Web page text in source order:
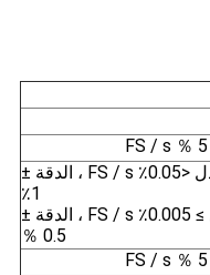
عندما معدل <0.05٪ FS / s ، الدقة ±
1٪
عندما معدل ≥ 0.005٪ FS / s ، الدقة ±
0.5 ％